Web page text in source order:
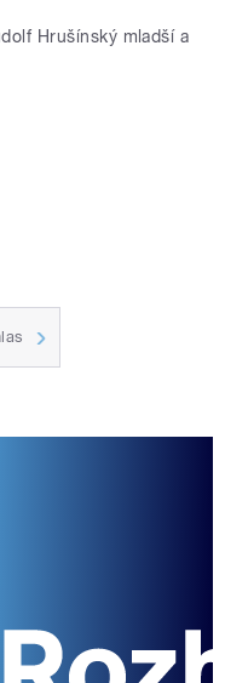
Hrušínský mladší a